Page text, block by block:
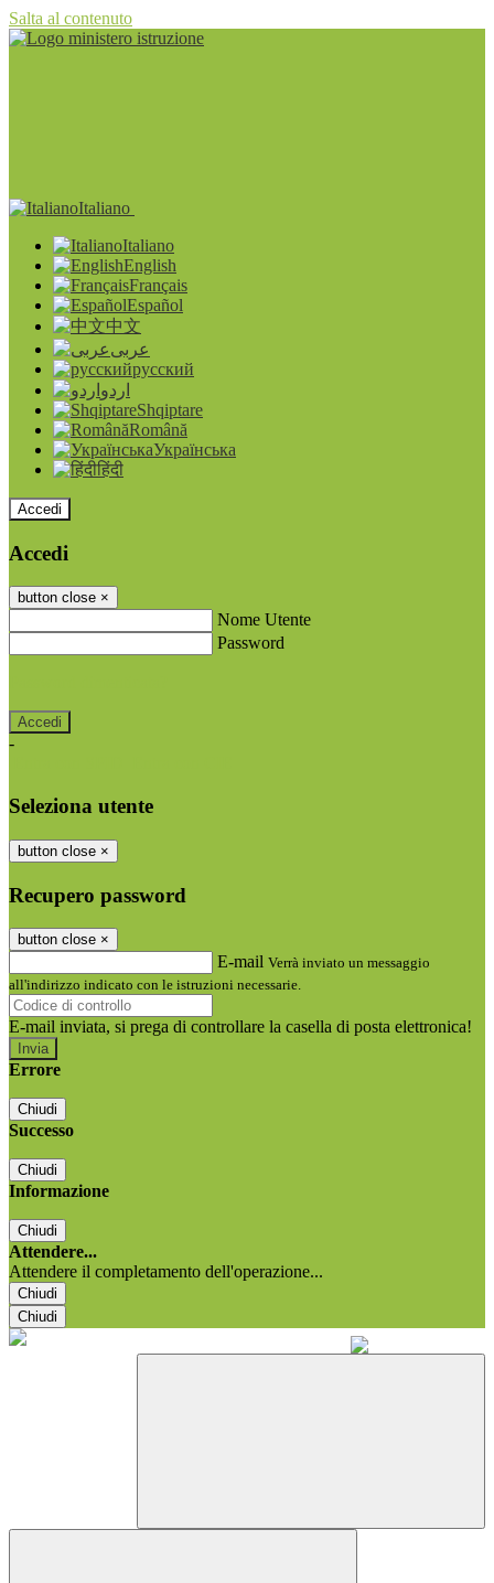
Salta al contenuto
Italiano
Italiano
English
Français
Español
中文
عربى
русский
اردو
Shqiptare
Română
Українська
हिंदी
Accedi
Accedi
button close ×
Nome Utente
Password
-
Seleziona utente
button close ×
Recupero password
button close ×
E-mail Verrà inviato un messaggio
all'indirizzo indicato con le istruzioni necessarie.
E-mail inviata, si prega di controllare la casella di posta elettronica!
Errore
Chiudi
Successo
Chiudi
Informazione
Chiudi
Attendere...
Attendere il completamento dell'operazione...
Chiudi
Chiudi